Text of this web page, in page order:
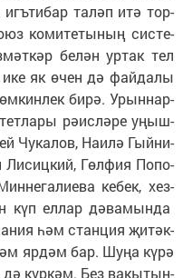
та­ләп итә тор­
ко­ми­те­ты­ның сис­те­
бе­лән ур­так тел
як өчен дә фай­да­лы
би­рә. Урын­нар­
рә­ис­лә­ре уңыш­
Чу­ка­лов, На­и­лә Гый­ни­
Ли­сиц­кий, Гөл­фия По­по­
ке­бек, хез­
күп ел­лар дә­ва­мын­да
һәм стан­ция җи­тәк­
яр­дәм бар. Шу­ңа кү­рә
дә күр­кәм. Без ва­кы­тын­